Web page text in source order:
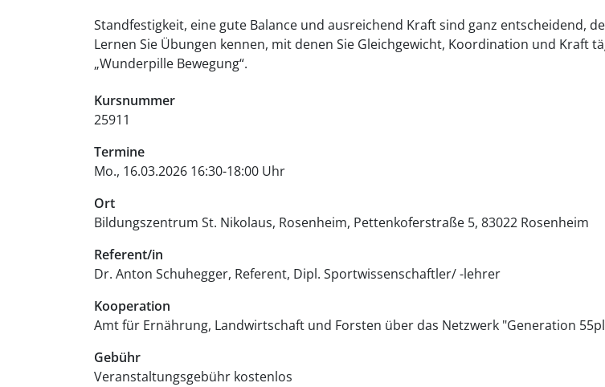
Standfestigkeit, eine gute Balance und ausreichend Kraft sind ganz entscheidend,
Lernen Sie Übungen kennen, mit denen Sie Gleichgewicht, Koordination und Kraft
„Wunderpille Bewegung“.
Kursnummer
25911
Termine
Mo., 16.03.2026 16:30-18:00 Uhr
Ort
Bildungszentrum St. Nikolaus, Rosenheim Pettenkoferstraße 5 83022 Rosenheim
Referent/in
Dr. Anton Schuhegger, Referent, Dipl. Sportwissenschaftler/ -lehrer
Kooperation
Amt für Ernährung, Landwirtschaft und Forsten über das Netzwerk "Generation
Gebühr
Veranstaltungsgebühr kostenlos